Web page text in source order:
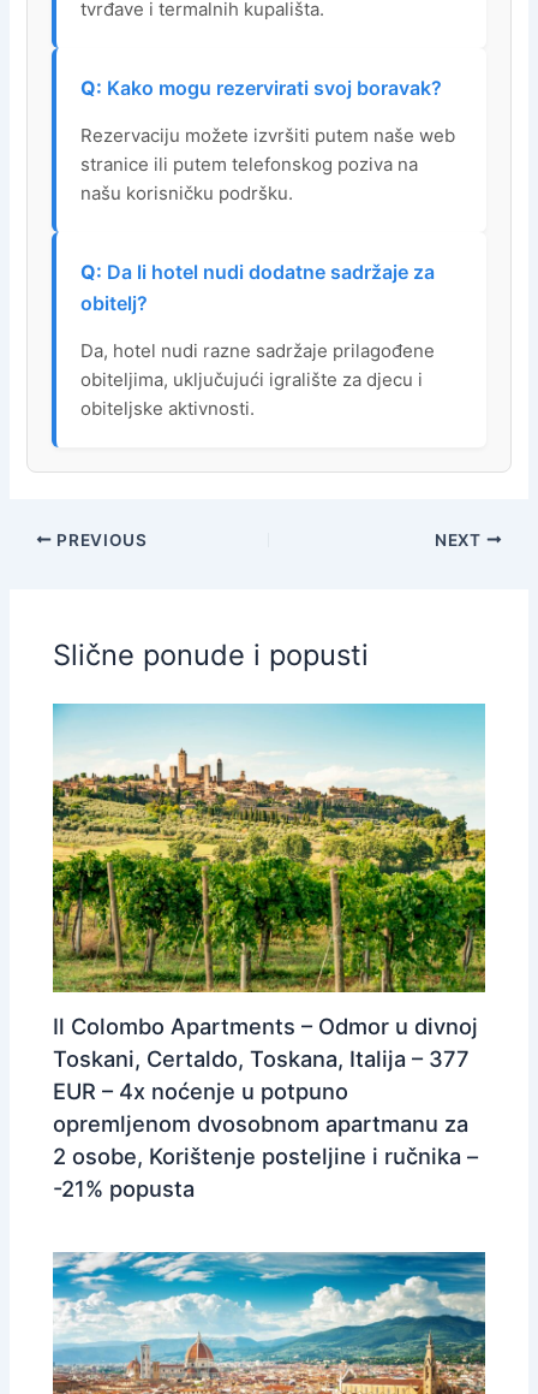
tvrđave i termalnih kupališta.
Kako mogu rezervirati svoj boravak?
Rezervaciju možete izvršiti putem naše web
stranice ili putem telefonskog poziva na
našu korisničku podršku.
Da li hotel nudi dodatne sadržaje za
obitelj?
Da, hotel nudi razne sadržaje prilagođene
obiteljima, uključujući igralište za djecu i
obiteljske aktivnosti.
PREVIOUS NEXT
Slične ponude i popusti
Il Colombo Apartments – Odmor u divnoj
Toskani, Certaldo, Toskana, Italija – 377
EUR – 4x noćenje u potpuno
opremljenom dvosobnom apartmanu za
2 osobe, Korištenje posteljine i ručnika –
-21% popusta